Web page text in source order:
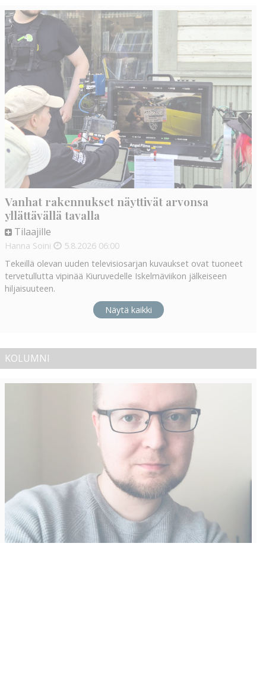
Vanhat rakennukset näyttivät arvonsa
yllättävällä tavalla
Tilaajille
Hanna Soini 5.8.2026 06:00
Tekeillä olevan uuden televisiosarjan kuvaukset ovat tuoneet
tervetullutta vipinää Kiuruvedelle Iskelmäviikon jälkeiseen
hiljaisuuteen.
Näytä kaikki
KOLUMNI